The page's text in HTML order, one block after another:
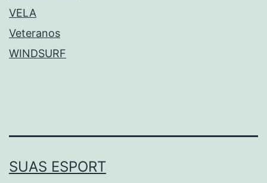
VELA
Veteranos
WINDSURF
SUAS ESPORT